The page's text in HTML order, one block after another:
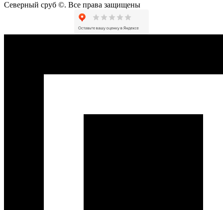
Северный сруб ©. Все права защищены